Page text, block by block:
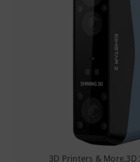
Services
Software
Blog
3D Printers & More,3D